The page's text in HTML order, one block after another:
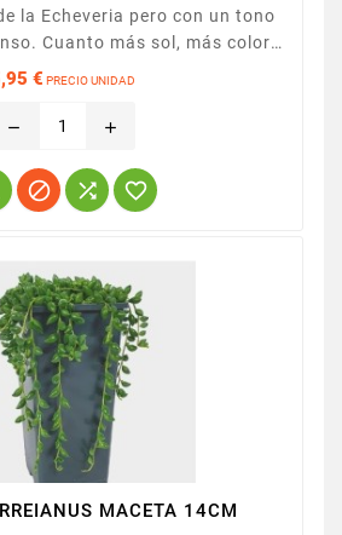
la Echeveria pero con un tono
Cuanto más sol, más color
son carnosas, ligeramente
de 12cm.
€ PRECIO UNIDAD
remove add
  
MACETA 14CM